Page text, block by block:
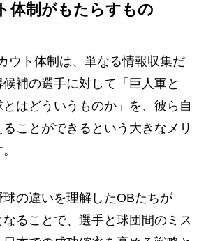
体制がもたらすもの
ウト体制は、単なる情報収集だ
補の選手に対して「巨人軍と
はどういうものか」を、彼ら自
ことができるという大きなメリ
球の違いを理解したOBたちが
なることで、選手と球団間のミス